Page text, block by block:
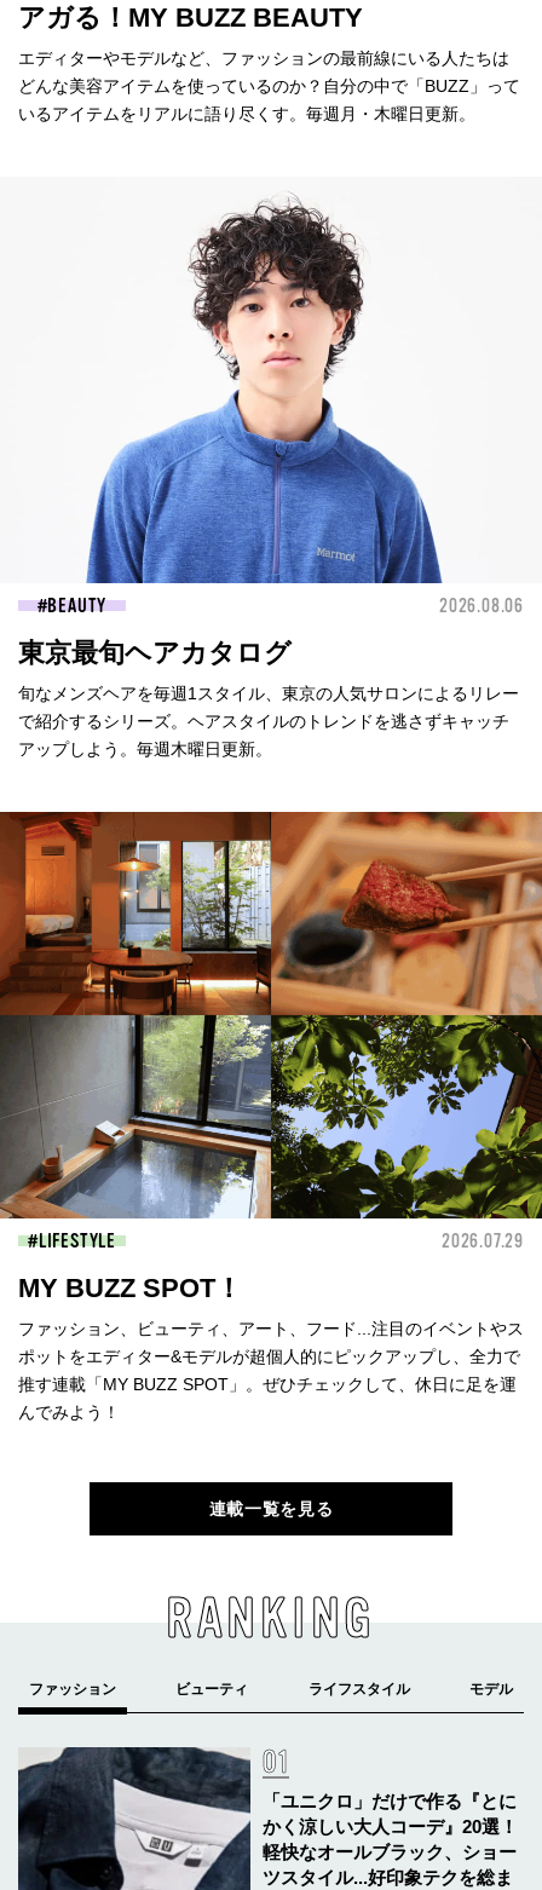
アガる！MY BUZZ BEAUTY
エディターやモデルなど、ファッションの最前線にいる人たちは
どんな美容アイテムを使っているのか？自分の中で「BUZZ」って
いるアイテムをリアルに語り尽くす。毎週月・木曜日更新。
BEAUTY 2026.08.06
東京最旬ヘアカタログ
旬なメンズヘアを毎週1スタイル、東京の人気サロンによるリレー
で紹介するシリーズ。ヘアスタイルのトレンドを逃さずキャッチ
アップしよう。毎週木曜日更新。
LIFESTYLE 2026.07.29
MY BUZZ SPOT！
ファッション、ビューティ、アート、フード...注目のイベントやス
ポットをエディター&モデルが超個人的にピックアップし、全力で
推す連載「MY BUZZ SPOT」。ぜひチェックして、休日に足を運
んでみよう！
連載一覧を見る
RANKING
「ユニクロ」だけで作る『とに
かく涼しい大人コーデ』20選！
軽快なオールブラック、ショー
ツスタイル...好印象テクを総ま